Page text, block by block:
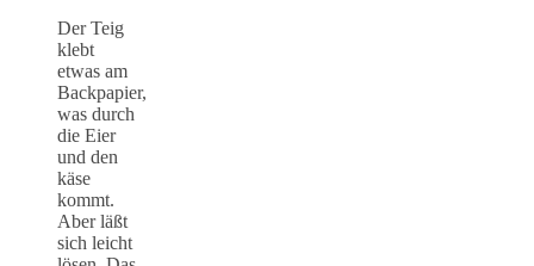
Der Teig
klebt
etwas am
Backpapier,
was durch
die Eier
und den
käse
kommt.
Aber läßt
sich leicht